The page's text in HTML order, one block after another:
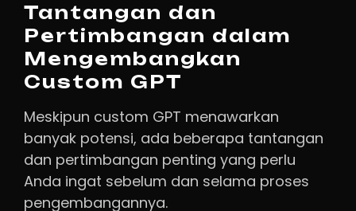
Tantangan dan
Pertimbangan dalam
Mengembangkan
Custom GPT
Meskipun custom GPT menawarkan
banyak potensi, ada beberapa tantangan
dan pertimbangan penting yang perlu
Anda ingat sebelum dan selama proses
pengembangannya.